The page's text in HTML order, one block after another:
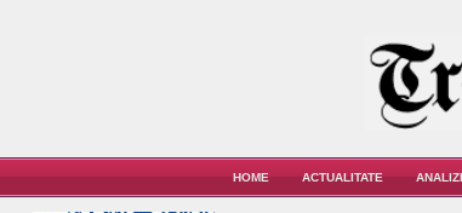
HOME ACTUALITATE